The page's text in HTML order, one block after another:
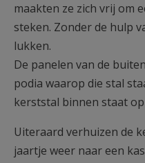
maakten ze zich vrij om
steken. Zonder de hulp
lukken.
De panelen van de
podia waarop die stal
kerststal binnen staat
Uiteraard verhuizen de
jaartje weer naar een